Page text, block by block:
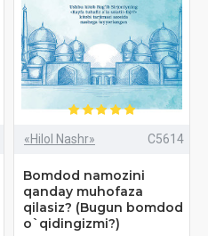
«Hilol Nashr» C5614
Bomdod namozini
qanday muhofaza
qilasiz? (Bugun bomdod
o`qidingizmi?)